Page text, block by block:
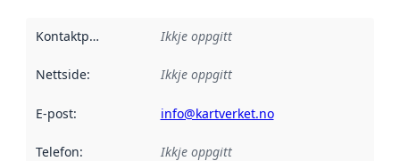
Kontaktpunkt Ikkje oppgitt
Nettside: Ikkje oppgitt
E-post: info@kartverket.no
Telefon: Ikkje oppgitt